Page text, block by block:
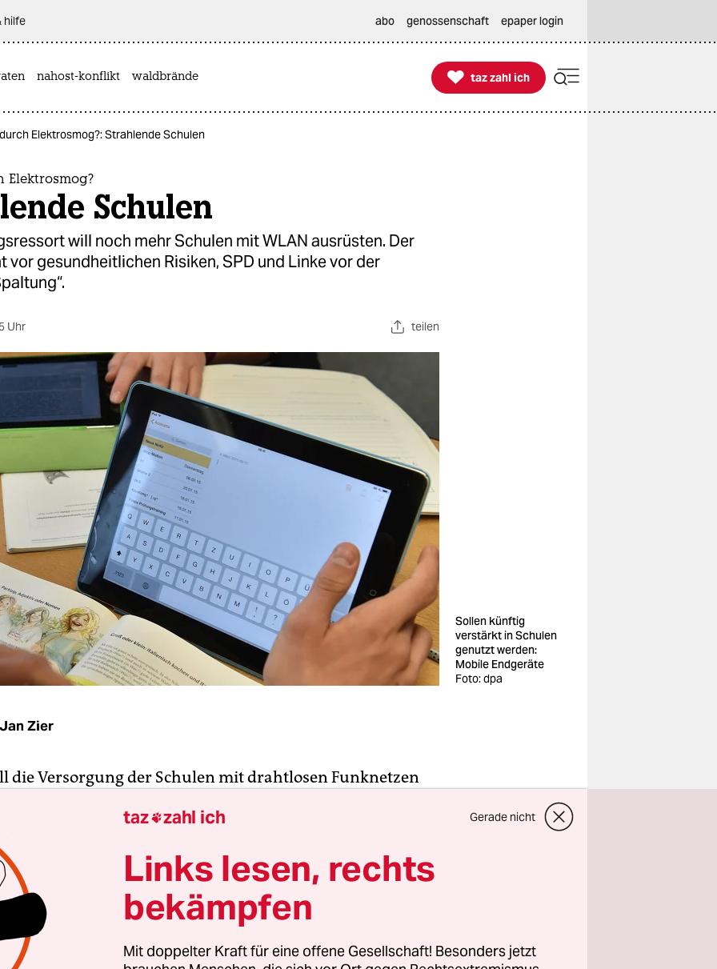
hilfe abo genossenschaft epaper login
nahost-konflikt waldbrände 
taz zahl ich
taz zahl ich
Elektrosmog?: Strahlende Schulen
Elektrosmog?
Schulen
will noch mehr Schulen mit WLAN ausrüsten. Der
vor gesundheitlichen Risiken, SPD und Linke vor der
Uhr teilen
Sollen künftig
verstärkt in Schulen
genutzt werden:
Mobile Endgeräte
Foto: dpa
Jan Zier
die Versorgung der Schulen mit drahtlosen Funknetzen
hat dem schon zugestimmt. Kritik hingegen
BUND, der sich in einem offenen Brief an die
Claudia Bogedan (SPD) wendet. Er warnt vor den
Risiken der WLAN-Technologie und fordert einen
Schutz“ für Kinder ein.
Elektrosmog des BUND weist darauf hin, dass
taz zahl ich Gerade nicht
Links lesen, rechts
bekämpfen
Mit doppelter Kraft für eine offene Gesellschaft! Besonders jetzt